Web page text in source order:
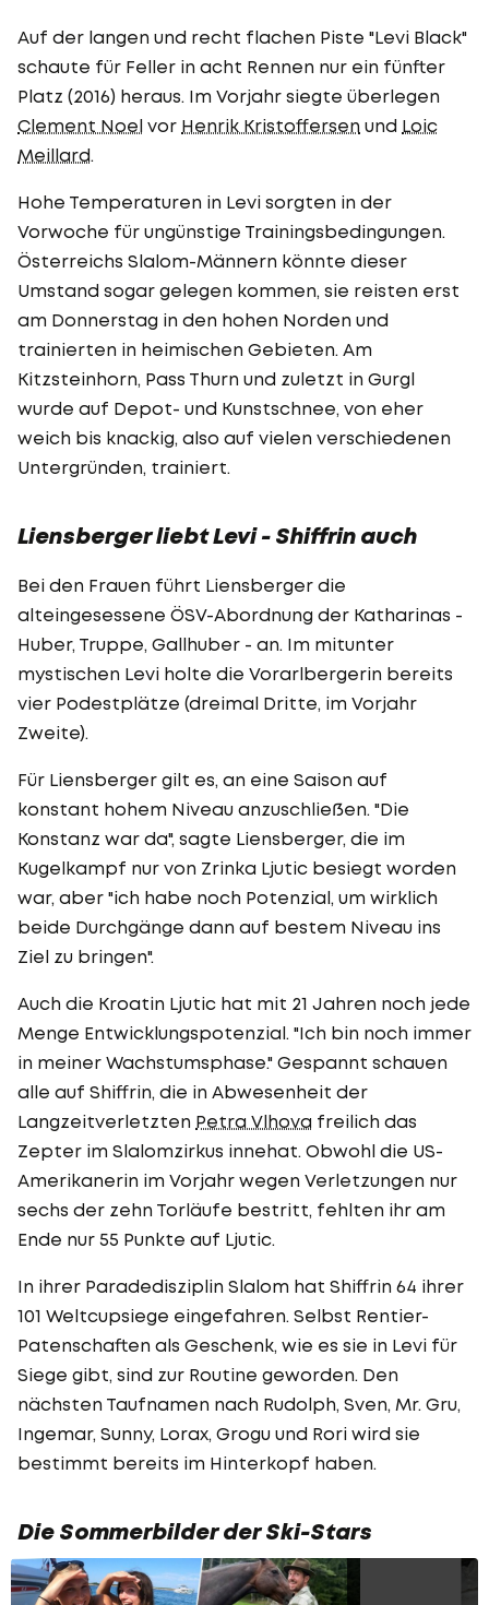
Auf der langen und recht flachen Piste "Levi Black"
schaute für Feller in acht Rennen nur ein fünfter
Platz (2016) heraus. Im Vorjahr siegte überlegen
Clement Noel vor Henrik Kristoffersen und Loic
Meillard.
Hohe Temperaturen in Levi sorgten in der
Vorwoche für ungünstige Trainingsbedingungen.
Österreichs Slalom-Männern könnte dieser
Umstand sogar gelegen kommen, sie reisten erst
am Donnerstag in den hohen Norden und
trainierten in heimischen Gebieten. Am
Kitzsteinhorn, Pass Thurn und zuletzt in Gurgl
wurde auf Depot- und Kunstschnee, von eher
weich bis knackig, also auf vielen verschiedenen
Untergründen, trainiert.
Liensberger liebt Levi - Shiffrin auch
Bei den Frauen führt Liensberger die
alteingesessene ÖSV-Abordnung der Katharinas -
Huber, Truppe, Gallhuber - an. Im mitunter
mystischen Levi holte die Vorarlbergerin bereits
vier Podestplätze (dreimal Dritte, im Vorjahr
Zweite).
Für Liensberger gilt es, an eine Saison auf
konstant hohem Niveau anzuschließen. "Die
Konstanz war da", sagte Liensberger, die im
Kugelkampf nur von Zrinka Ljutic besiegt worden
war, aber "ich habe noch Potenzial, um wirklich
beide Durchgänge dann auf bestem Niveau ins
Ziel zu bringen".
Auch die Kroatin Ljutic hat mit 21 Jahren noch jede
Menge Entwicklungspotenzial. "Ich bin noch immer
in meiner Wachstumsphase." Gespannt schauen
alle auf Shiffrin, die in Abwesenheit der
Langzeitverletzten Petra Vlhova freilich das
Zepter im Slalomzirkus innehat. Obwohl die US-
Amerikanerin im Vorjahr wegen Verletzungen nur
sechs der zehn Torläufe bestritt, fehlten ihr am
Ende nur 55 Punkte auf Ljutic.
In ihrer Paradedisziplin Slalom hat Shiffrin 64 ihrer
101 Weltcupsiege eingefahren. Selbst Rentier-
Patenschaften als Geschenk, wie es sie in Levi für
Siege gibt, sind zur Routine geworden. Den
nächsten Taufnamen nach Rudolph, Sven, Mr. Gru,
Ingemar, Sunny, Lorax, Grogu und Rori wird sie
bestimmt bereits im Hinterkopf haben.
Die Sommerbilder der Ski-Stars